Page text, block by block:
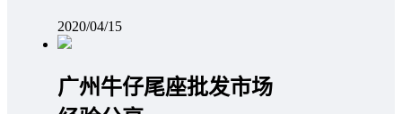
2020/04/15
广州牛仔尾座批发市场